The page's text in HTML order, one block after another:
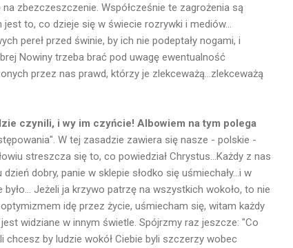
zbezczeszczenie. Współcześnie te zagrożenia są
to, co dzieje się w świecie rozrywki i mediów...
pereł przed świnie, by ich nie podeptały nogami, i
Nowiny trzeba brać pod uwagę ewentualność
przez nas prawd, którzy je zlekceważą...zlekceważą
czynili, i wy im czyńcie! Albowiem na tym polega
W tej zasadzie zawiera się nasze - polskie -
streszcza się to, co powiedział Chrystus...Każdy z nas
dobry, panie w sklepie słodko się uśmiechały...i w
Jeżeli ja krzywo patrzę na wszystkich wokoło, to nie
idę przez życie, uśmiecham się, witam każdy
widziane w innym świetle. Spójrzmy raz jeszcze: "Co
chcesz by ludzie wokół Ciebie byli szczerzy wobec